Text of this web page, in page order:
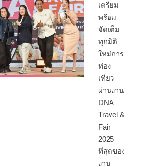
เตรียม
พร้อม
จัดเต็ม
ทุกมิติ
ใหม่การ
ท่อง
เที่ยว
ผ่านงาน
DNA
Travel &
Fair
2025
ที่สุดของ
งาน